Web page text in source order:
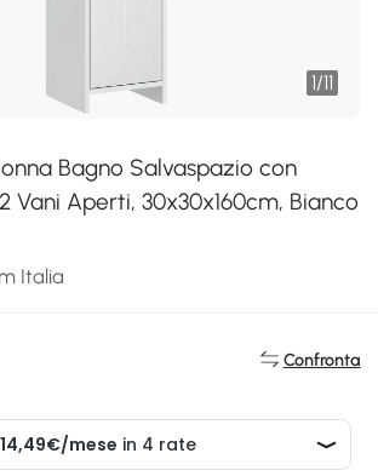
1/11
Bagno Salvaspazio con
Vani Aperti, 30x30x160cm, Bianco
Italia
Confronta